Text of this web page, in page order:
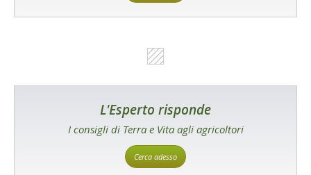
L'Esperto risponde
I consigli di Terra e Vita agli agricoltori
Cerca adesso